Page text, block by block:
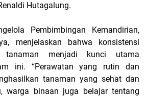
Hutagalung.
Pembimbingan Kemandirian,
menjelaskan bahwa konsistensi
tanaman menjadi kunci utama
ini. “Perawatan yang rutin dan
tanaman yang sehat dan
warga binaan juga belajar tentang